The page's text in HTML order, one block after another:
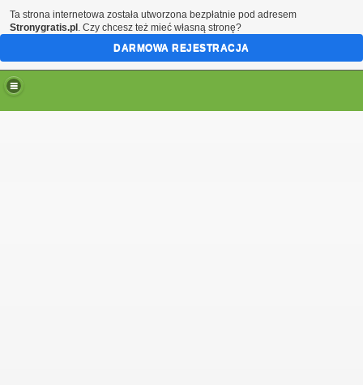
Ta strona internetowa została utworzona bezpłatnie pod adresem
Stronygratis.pl . Czy chcesz też mieć własną stronę?
DARMOWA REJESTRACJA